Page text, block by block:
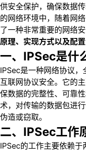
供安全保护，确保数据
的网络环境中，随着网
了一种非常重要的网络
原理、实现方式以及配置
一、IPSec是什
IPSec是一种网络协议
互联网协议安全。它的
保数据的完整性、可靠
术，对传输的数据包进
伪造或窃取。
二、IPSec工作
IPSec的工作主要依赖于